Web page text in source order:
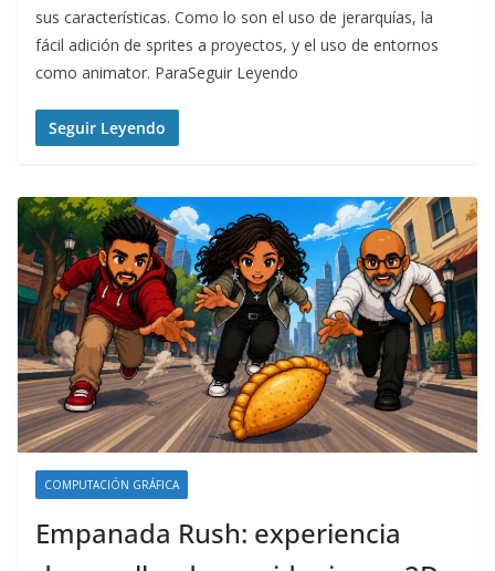
sus características. Como lo son el uso de jerarquías, la
fácil adición de sprites a proyectos, y el uso de entornos
como animator. ParaSeguir Leyendo
Seguir Leyendo
COMPUTACIÓN GRÁFICA
Empanada Rush: experiencia